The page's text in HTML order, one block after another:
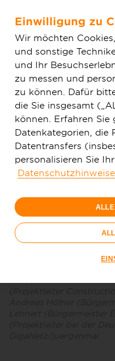
Zum Hauptinhalt
Aktuelles
Dornburg und Elbtal im vollen
Gemeinsame
Einwilligung zu
Wir möchten
und sonstige
und Ihr
zu messen und
zu können. Dafür
die Sie insgesamt
können. Erfahren Sie
Datenkategorien, die
Datentransfers
personalisieren Sie
Datenschutzhinweise